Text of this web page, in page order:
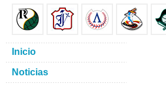
Inicio
Noticias